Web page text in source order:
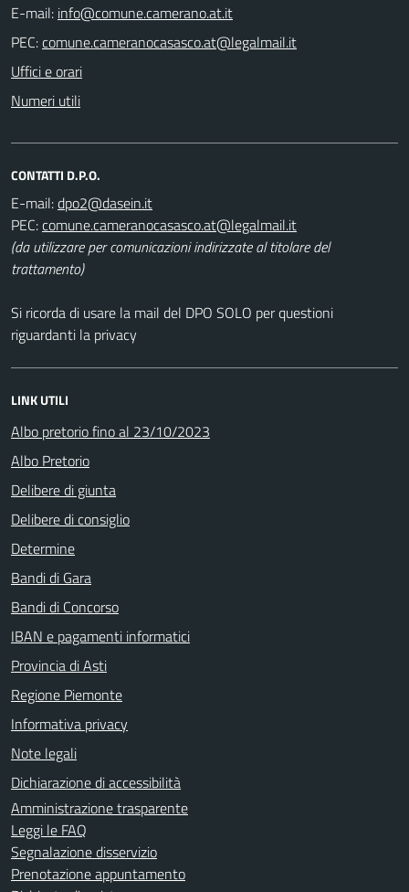
E-mail:
PEC:
Uffici e orari
Numeri utili
CONTATTI D.P.O.
E-mail:
PEC:
(da utilizzare per comunicazioni indirizzate al titolare del
trattamento)
Si ricorda di usare la mail del DPO SOLO per questioni
riguardanti la privacy
LINK UTILI
Albo pretorio fino al 23/10/2023
Albo Pretorio
Delibere di giunta
Delibere di consiglio
Determine
Bandi di Gara
Bandi di Concorso
IBAN e pagamenti informatici
Provincia di Asti
Regione Piemonte
Informativa privacy
Note legali
Dichiarazione di accessibilità
Amministrazione trasparente
Leggi le FAQ
Segnalazione disservizio
Prenotazione appuntamento